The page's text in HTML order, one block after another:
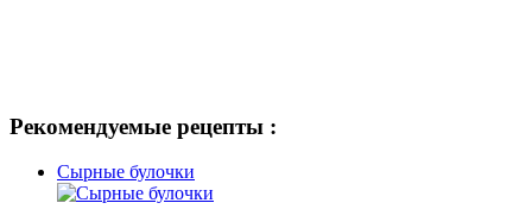
Рекомендуемые рецепты :
Сырные булочки